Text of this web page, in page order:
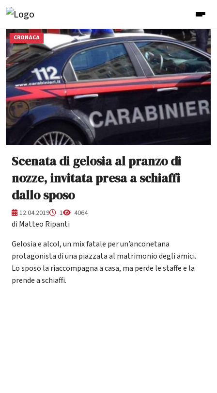
CRONACA
Scenata di gelosia al pranzo di
nozze, invitata presa a schiaffi
dallo sposo
12.04.2019 1 4064
di Matteo Ripanti
Gelosia e alcol, un mix fatale per un’anconetana
protagonista di una piazzata al matrimonio degli amici.
Lo sposo la riaccompagna a casa, ma perde le staffe e la
prende a schiaffi.